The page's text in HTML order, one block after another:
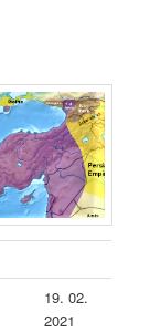
19. 02.
2021